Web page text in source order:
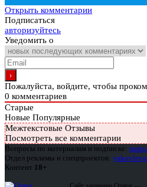
Открыть комментарии
Подписаться
авторизуйтесь
Уведомить о
Пожалуйста, войдите, чтобы
0 комментариев
Старые
Новые Популярные
Межтекстовые Отзывы
Посмотреть все комментарии
Вопросы по материалам и подписке:
Отдел рекламы и спецпроектов:
Контент 18+